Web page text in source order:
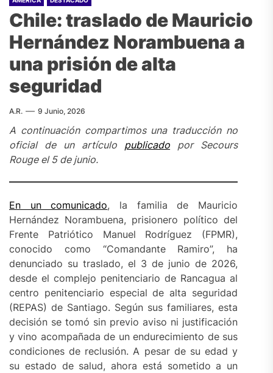
Chile: traslado de Mauricio
Hernández Norambuena a
una prisión de alta
seguridad
A.R. 9 Junio, 2026
A continuación compartimos una traducción no
oficial de un artículo publicado por Secours
Rouge el 5 de junio.
En un comunicado, la familia de Mauricio
Hernández Norambuena, prisionero político del
Frente Patriótico Manuel Rodríguez (FPMR),
conocido como “Comandante Ramiro”, ha
denunciado su traslado, el 3 de junio de 2026,
desde el complejo penitenciario de Rancagua al
centro penitenciario especial de alta seguridad
(REPAS) de Santiago. Según sus familiares, esta
decisión se tomó sin previo aviso ni justificación
y vino acompañada de un endurecimiento de sus
condiciones de reclusión. A pesar de su edad y
su estado de salud, ahora está sometido a un